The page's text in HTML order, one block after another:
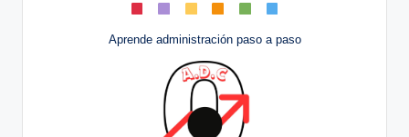
Aprende administración paso a paso